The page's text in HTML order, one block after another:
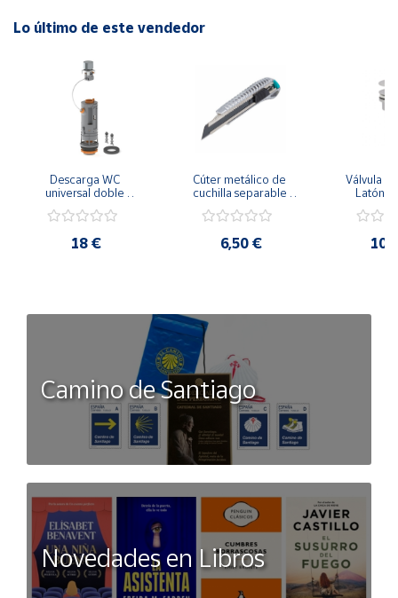
Lo último de este vendedor
Descarga WC
universal doble
base tornillos y junta
18 €
Cúter metálico de
cuchilla separable
Wolfcraft
6,50 €
Válvula
Latón
Camino de Santiago
Novedades en Libros